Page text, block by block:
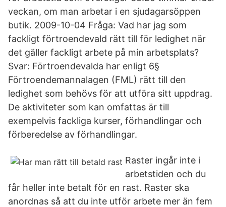
veckan, om man arbetar i en sjudagarsöppen
butik. 2009-10-04 Fråga: Vad har jag som
fackligt förtroendevald rätt till för ledighet när
det gäller fackligt arbete på min arbetsplats?
Svar: Förtroendevalda har enligt 6§
Förtroendemannalagen (FML) rätt till den
ledighet som behövs för att utföra sitt uppdrag.
De aktiviteter som kan omfattas är till
exempelvis fackliga kurser, förhandlingar och
förberedelse av förhandlingar.
Raster ingår inte i
arbetstiden och du
får heller inte betalt för en rast. Raster ska
anordnas så att du inte utför arbete mer än fem